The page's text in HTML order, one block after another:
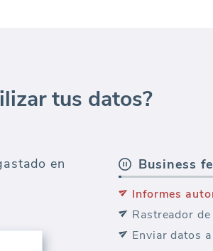
tus datos?
en
Business
Informes
Enviar datos